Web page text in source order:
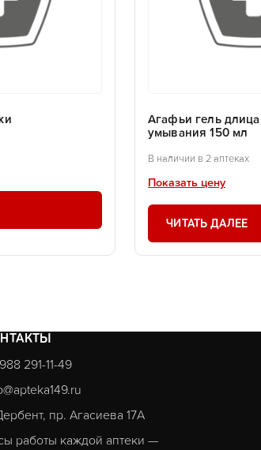
Агафьи гель
умывания 150 мл
В наличии в 2 аптеках
Показать цену
ЧИТАТЬ ДАЛЕЕ
291-11-49
пр. Агасиева 17А
работы каждой аптеки —